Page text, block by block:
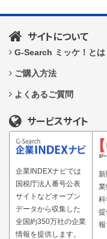
サイトについて
G-Search ミッケ！とは
ご購入方法
よくあるご質問
サービスサイト
企業INDEXナビでは
国税庁法人番号公表
サイトなどオープン
データから収集した
全国約350万社の企業
情報を提供します。
報